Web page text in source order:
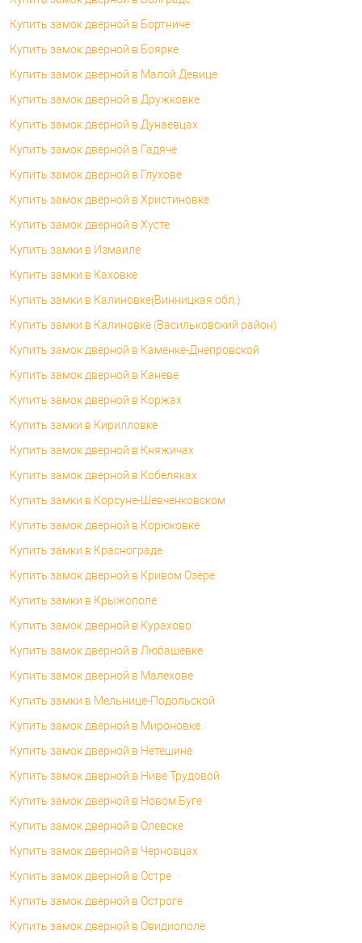
Купить замок дверной в Бортниче
Купить замок дверной в Боярке
Купить замок дверной в Малой Девице
Купить замок дверной в Дружковке
Купить замок дверной в Дунаевцах
Купить замок дверной в Гадяче
Купить замок дверной в Глухове
Купить замок дверной в Христиновке
Купить замок дверной в Хусте
Купить замки в Измаиле
Купить замки в Каховке
Купить замки в Калиновке(Винницкая обл.)
Купить замки в Калиновке (Васильковский район)
Купить замок дверной в Каменке-Днепровской
Купить замок дверной в Каневе
Купить замок дверной в Коржах
Купить замки в Кирилловке
Купить замок дверной в Княжичах
Купить замок дверной в Кобеляках
Купить замки в Корсуне-Шевченковском
Купить замок дверной в Корюковке
Купить замки в Краснограде
Купить замок дверной в Кривом Озере
Купить замки в Крыжополе
Купить замок дверной в Курахово
Купить замок дверной в Любашевке
Купить замок дверной в Малехове
Купить замки в Мельнице-Подольской
Купить замок дверной в Мироновке
Купить замок дверной в Нетешине
Купить замок дверной в Ниве Трудовой
Купить замок дверной в Новом Буге
Купить замок дверной в Олевске
Купить замок дверной в Черновцах
Купить замок дверной в Остре
Купить замок дверной в Остроге
Купить замок дверной в Овидиополе